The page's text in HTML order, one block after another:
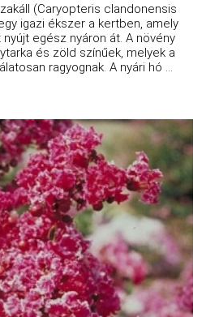
(Caryopteris clandonensis
igazi ékszer a kertben, amely
egész nyáron át. A növény
és zöld színűek, melyek a
ragyognak. A nyári hó ...